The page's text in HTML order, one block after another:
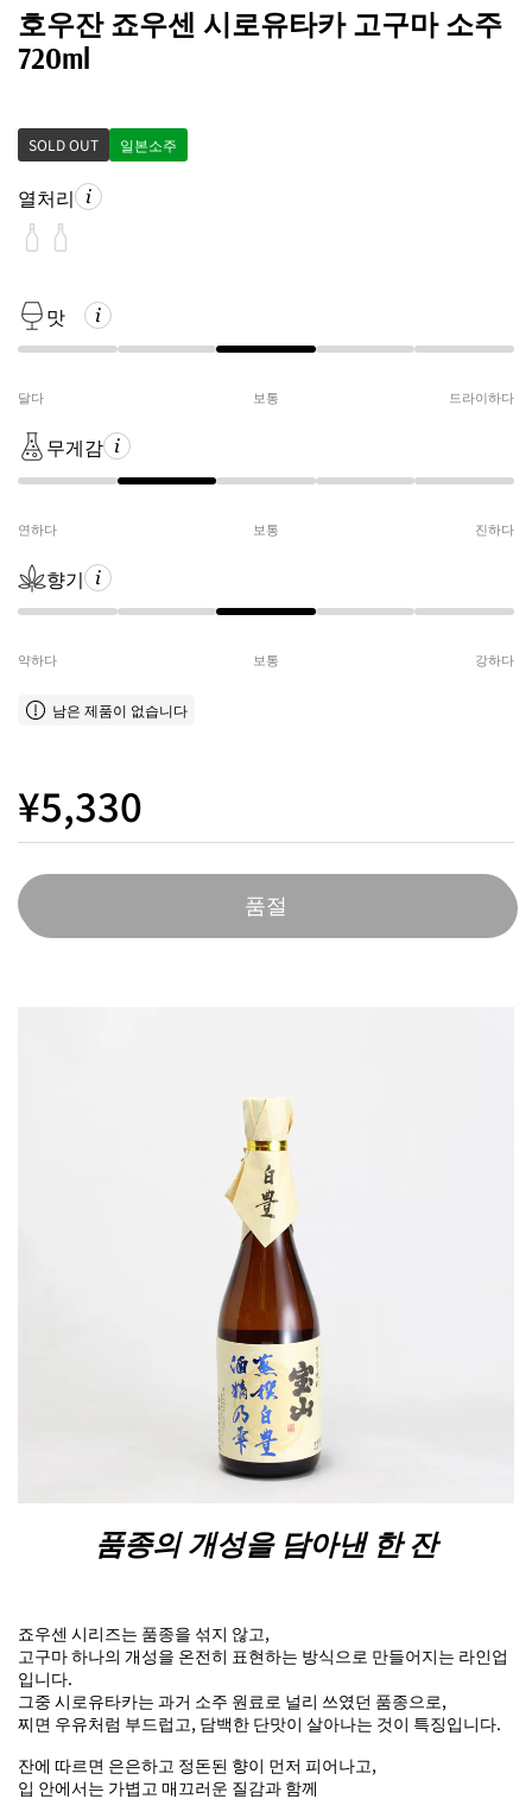
호우잔 죠우센 시로유타카 고구마 소주
720ml
SOLD OUT 일본소주
열처리
맛
달다 보통 드라이하다
무게감
연하다 보통 진하다
향기
약하다 보통 강하다
남은 제품이 없습니다
¥5,330
품절
품종의 개성을 담아낸 한 잔
죠우센 시리즈는 품종을 섞지 않고,
고구마 하나의 개성을 온전히 표현하는 방식으로 만들어지는 라인업
입니다.
그중 시로유타카는 과거 소주 원료로 널리 쓰였던 품종으로,
찌면 우유처럼 부드럽고, 담백한 단맛이 살아나는 것이 특징입니다.
잔에 따르면 은은하고 정돈된 향이 먼저 피어나고,
입 안에서는 가볍고 매끄러운 질감과 함께